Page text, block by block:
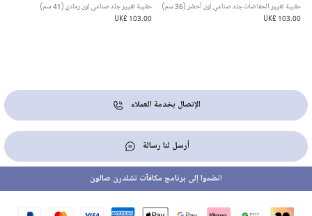
حقيبة تغيير الحفاضات جلد صناعي لون أخضر (36 سم)
UK£ 103.00
حقيبة تغيير جلد صناعي لون رمادي (41 سم)
UK£ 103.00
الإتصال بخدمة العملاء
أرسل لنا رسالة
انضموا إلى برنامج مكافآت تشلدرن صالون